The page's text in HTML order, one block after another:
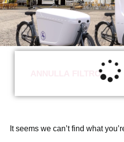
ANNULLA FILTRO
It seems we can’t find what